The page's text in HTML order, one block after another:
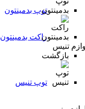
توپ بدمینتون
راکت بدمینتون
تنیس
بازگشت
توپ تنیس